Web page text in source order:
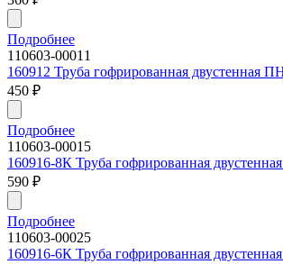
Подробнее
110603-00011
160912 Труба гофрированная двустенная
450 ₽
Подробнее
110603-00015
160916-8К Труба гофрированная
590 ₽
Подробнее
110603-00025
160916-6К Труба гофрированная